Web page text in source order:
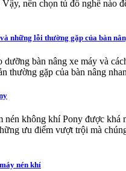
Vậy, nên chọn tủ đồ nghề nào
những lỗi thường gặp của bàn
dưỡng bàn nâng xe máy và
thường gặp của bàn nâng
nén không khí Pony được khá
ưu điểm vượt trội mà
nén khí